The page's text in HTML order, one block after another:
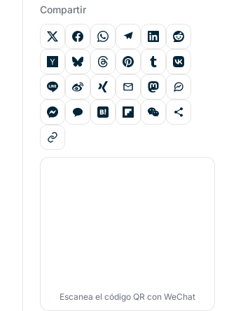
Compartir
Escanea el código QR con WeChat